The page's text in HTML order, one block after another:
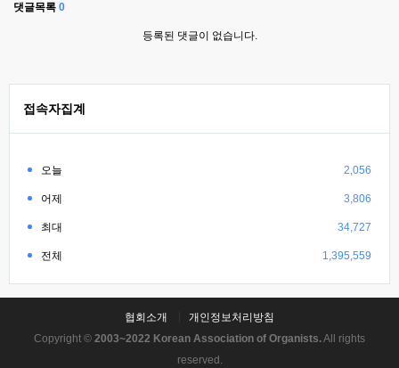
댓글목록 0
등록된 댓글이 없습니다.
접속자집계
오늘 2,056
어제 3,806
최대 34,727
전체 1,395,559
협회소개
개인정보처리방침
Copyright © 2003~2022 Korean Association of Organists.All rights
reserved.